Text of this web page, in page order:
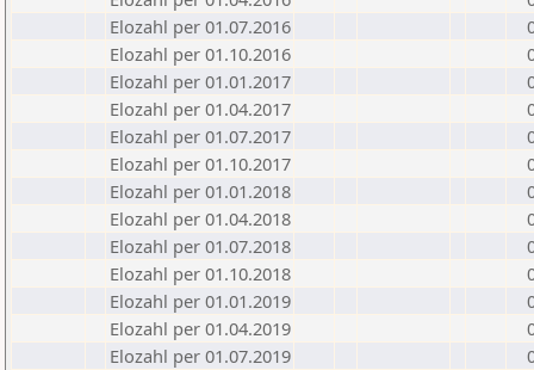
Elozahl per 01.07.2016
Elozahl per 01.10.2016
Elozahl per 01.01.2017
Elozahl per 01.04.2017
Elozahl per 01.07.2017
Elozahl per 01.10.2017
Elozahl per 01.01.2018
Elozahl per 01.04.2018
Elozahl per 01.07.2018
Elozahl per 01.10.2018
Elozahl per 01.01.2019
Elozahl per 01.04.2019
Elozahl per 01.07.2019